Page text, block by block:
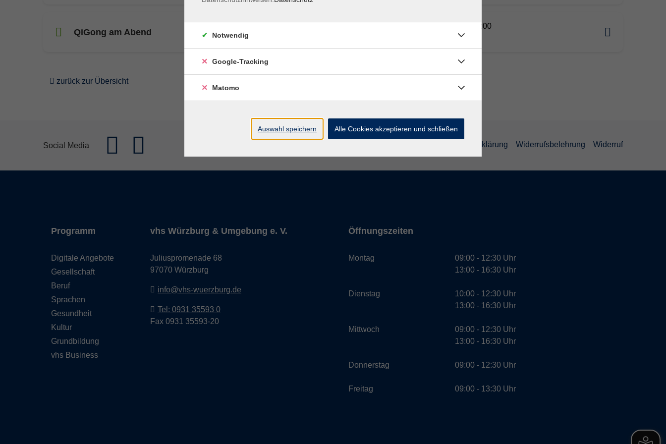
QiGong am Abend
Di. 13.10.2026 18:00
Güntersleben
zurück zur Übersicht
Social Media Barrierefreiheitserklärung Widerrufsbelehrung Widerruf
Programm
Digitale Angebote
Gesellschaft
Beruf
Sprachen
Gesundheit
Kultur
Grundbildung
vhs Business
vhs Würzburg & Umgebung e. V.
Juliuspromenade 68
97070 Würzburg
info@vhs-wuerzburg.de
Tel: 0931 35593 0
Fax 0931 35593-20
Öffnungszeiten
Montag
Dienstag
Mittwoch
Donnerstag
Freitag
09:00 - 12:30 Uhr
13:00 - 16:30 Uhr
10:00 - 12:30 Uhr
13:00 - 16:30 Uhr
09:00 - 12:30 Uhr
13:00 - 16:30 Uhr
09:00 - 12:30 Uhr
09:00 - 13:30 Uhr
Notwendig
Google-Tracking
Matomo
Auswahl speichern Alle Cookies akzeptieren und schließen